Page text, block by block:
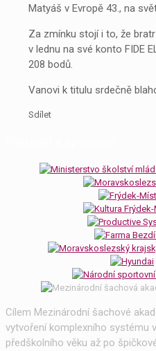
Matyáš v Evropě 43., na
Za zmínku stojí i to, že
v lednu na své konto FIDE
208 bodů.
Vanovi k titulu srdečně
Sdílet
Cílem Mezinárodní šachové
vytvoření komplexního systému
předškolního věku až po